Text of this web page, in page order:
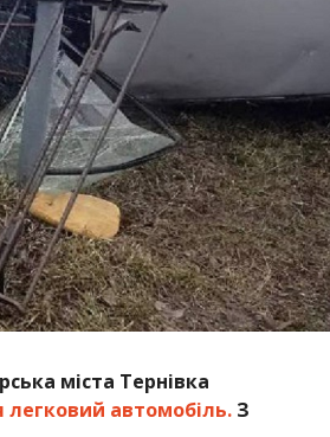
міста Тернівка
автомобіль.З